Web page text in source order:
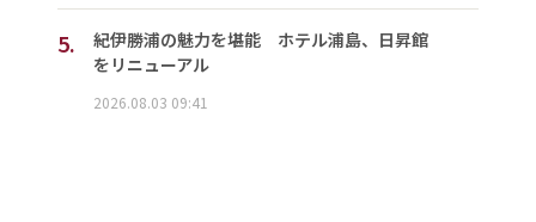
5.
紀伊勝浦の魅力を堪能 ホテル浦島、日昇館
をリニューアル
2026.08.03 09:41